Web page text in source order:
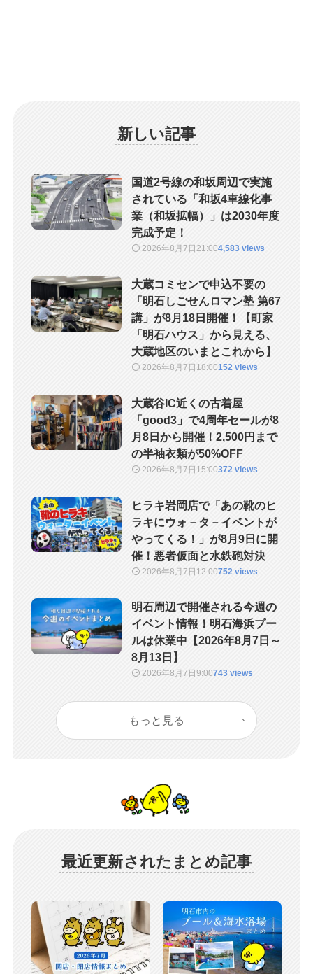
新しい記事
国道2号線の和坂周辺で実施
されている「和坂4車線化事
業（和坂拡幅）」は2030年度
完成予定！
2026年8月7日21:004,583 views
大蔵コミセンで申込不要の
「明石しごせんロマン塾 第67
講」が8月18日開催！【町家
「明石ハウス」から見える、
大蔵地区のいまとこれから】
2026年8月7日 18:00152 views
大蔵谷IC近くの古着屋
「good3」で4周年セールが8
月8日から開催！2,500円まで
の半袖衣類が50%OFF
2026年8月7日 15:00372 views
ヒラキ岩岡店で「あの靴のヒ
ラキにウォ－タ－イベントが
やってくる！」が8月9日に開
催！悪者仮面と水鉄砲対決
2026年8月7日 12:00752 views
明石周辺で開催される今週の
イベント情報！明石海浜プー
ルは休業中【2026年8月7日～
8月13日】
2026年8月7日9:00743 views
もっと見る
最近更新されたまとめ記事